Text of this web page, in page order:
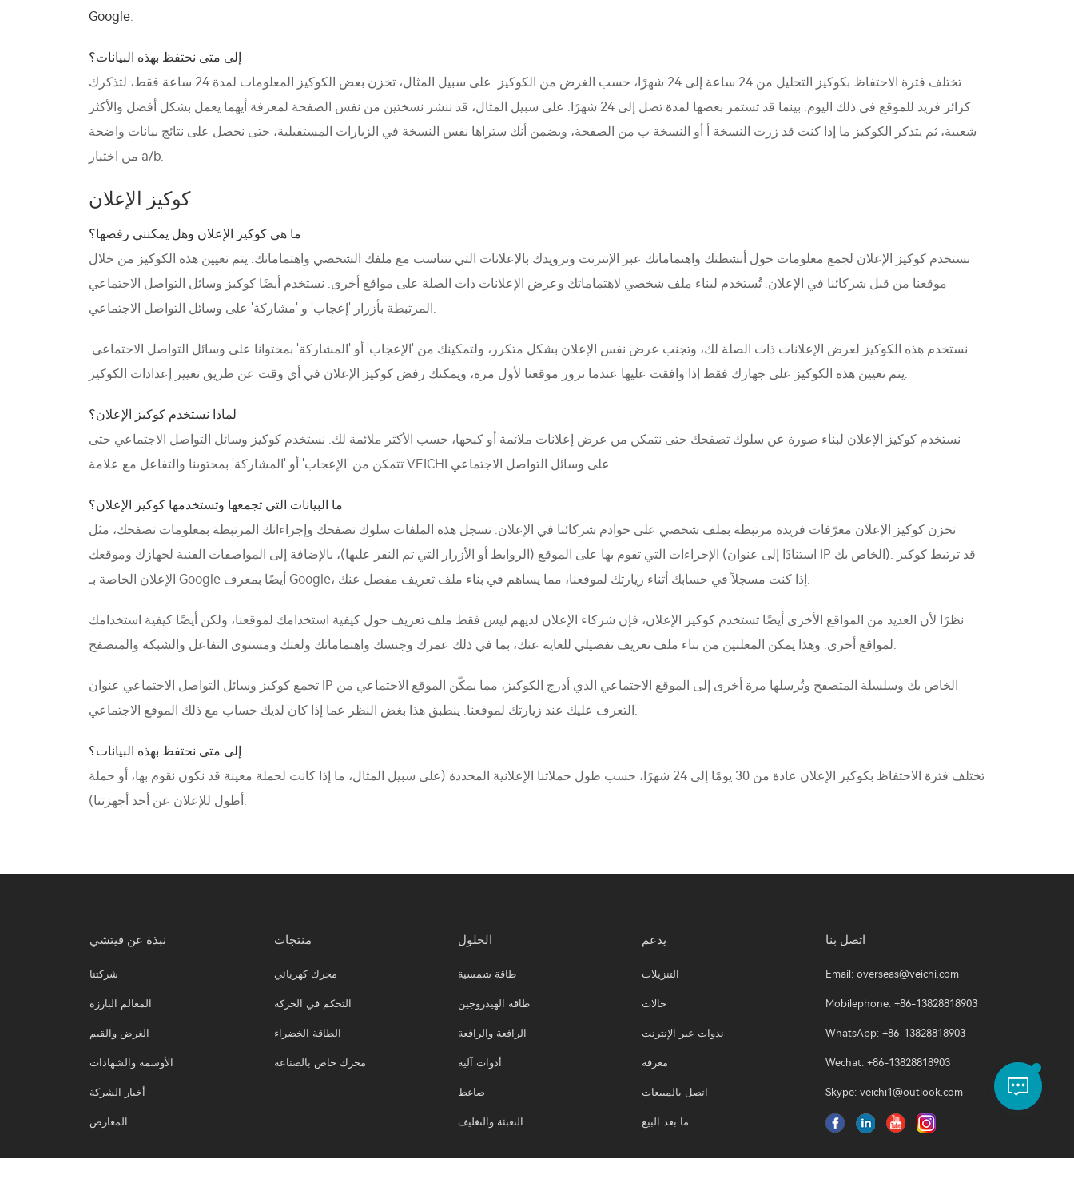
Google.
إلى متى نحتفظ بهذه البيانات؟
تختلف فترة الاحتفاظ بكوكيز التحليل من 24 ساعة إلى 24 شهرًا، حسب الغرض من الكوكيز. على سبيل المثال، تخزن بعض الكوكيز المعلومات لمدة 24 ساعة فقط، لتذكرك
كزائر فريد للموقع في ذلك اليوم. بينما قد تستمر بعضها لمدة تصل إلى 24 شهرًا. على سبيل المثال، قد ننشر نسختين من نفس الصفحة لمعرفة أيهما يعمل بشكل أفضل والأكثر
شعبية، ثم يتذكر الكوكيز ما إذا كنت قد زرت النسخة أ أو النسخة ب من الصفحة، ويضمن أنك ستراها نفس النسخة في الزيارات المستقبلية، حتى نحصل على نتائج بيانات واضحة
من اختبار a/b.
كوكيز الإعلان
ما هي كوكيز الإعلان وهل يمكنني رفضها؟
نستخدم كوكيز الإعلان لجمع معلومات حول أنشطتك واهتماماتك عبر الإنترنت وتزويدك بالإعلانات التي تتناسب مع ملفك الشخصي واهتماماتك. يتم تعيين هذه الكوكيز من خلال
موقعنا من قبل شركائنا في الإعلان. تُستخدم لبناء ملف شخصي لاهتماماتك وعرض الإعلانات ذات الصلة على مواقع أخرى. نستخدم أيضًا كوكيز وسائل التواصل الاجتماعي
المرتبطة بأزرار 'إعجاب' و 'مشاركة' على وسائل التواصل الاجتماعي.
نستخدم هذه الكوكيز لعرض الإعلانات ذات الصلة لك، وتجنب عرض نفس الإعلان بشكل متكرر، ولتمكينك من 'الإعجاب' أو 'المشاركة' بمحتوانا على وسائل التواصل الاجتماعي.
يتم تعيين هذه الكوكيز على جهازك فقط إذا وافقت عليها عندما تزور موقعنا لأول مرة، ويمكنك رفض كوكيز الإعلان في أي وقت عن طريق تغيير إعدادات الكوكيز.
لماذا نستخدم كوكيز الإعلان؟
نستخدم كوكيز الإعلان لبناء صورة عن سلوك تصفحك حتى نتمكن من عرض إعلانات ملائمة أو كبحها، حسب الأكثر ملائمة لك. نستخدم كوكيز وسائل التواصل الاجتماعي حتى
تتمكن من 'الإعجاب' أو 'المشاركة' بمحتوىنا والتفاعل مع علامة VEICHI على وسائل التواصل الاجتماعي.
ما البيانات التي تجمعها وتستخدمها كوكيز الإعلان؟
تخزن كوكيز الإعلان معرّفات فريدة مرتبطة بملف شخصي على خوادم شركائنا في الإعلان. تسجل هذه الملفات سلوك تصفحك وإجراءاتك المرتبطة بمعلومات تصفحك، مثل
الإجراءات التي تقوم بها على الموقع (الروابط أو الأزرار التي تم النقر عليها)، بالإضافة إلى المواصفات الفنية لجهازك وموقعك (استنادًا إلى عنوان IP الخاص بك). قد ترتبط كوكيز
الإعلان الخاصة بـ Google أيضًا بمعرف Google، إذا كنت مسجلاً في حسابك أثناء زيارتك لموقعنا، مما يساهم في بناء ملف تعريف مفصل عنك.
نظرًا لأن العديد من المواقع الأخرى أيضًا تستخدم كوكيز الإعلان، فإن شركاء الإعلان لديهم ليس فقط ملف تعريف حول كيفية استخدامك لموقعنا، ولكن أيضًا كيفية استخدامك
لمواقع أخرى. وهذا يمكن المعلنين من بناء ملف تعريف تفصيلي للغاية عنك، بما في ذلك عمرك وجنسك واهتماماتك ولغتك ومستوى التفاعل والشبكة والمتصفح.
تجمع كوكيز وسائل التواصل الاجتماعي عنوان IP الخاص بك وسلسلة المتصفح وتُرسلها مرة أخرى إلى الموقع الاجتماعي الذي أدرج الكوكيز، مما يمكّن الموقع الاجتماعي من
التعرف عليك عند زيارتك لموقعنا. ينطبق هذا بغض النظر عما إذا كان لديك حساب مع ذلك الموقع الاجتماعي.
إلى متى نحتفظ بهذه البيانات؟
تختلف فترة الاحتفاظ بكوكيز الإعلان عادة من 30 يومًا إلى 24 شهرًا، حسب طول حملاتنا الإعلانية المحددة (على سبيل المثال، ما إذا كانت لحملة معينة قد نكون نقوم بها، أو حملة
أطول للإعلان عن أحد أجهزتنا).
نبذة عن فيتشي
شركتنا
المعالم البارزة
الغرض والقيم
الأوسمة والشهادات
أخبار الشركة
المعارض
منتجات
محرك كهربائي
التحكم في الحركة
الطاقة الخضراء
محرك خاص بالصناعة
الحلول
طاقة شمسية
طاقة الهيدروجين
الرافعة والرافعة
أدوات آلية
ضاغط
التعبئة والتغليف
يدعم
التنزيلات
حالات
ندوات عبر الإنترنت
معرفة
اتصل بالمبيعات
ما بعد البيع
اتصل بنا
Email:overseas@veichi.com
Mobilephone: +86-13828818903
WhatsApp: +86-13828818903
Wechat: +86-13828818903
Skype:veichi1@outlook.com